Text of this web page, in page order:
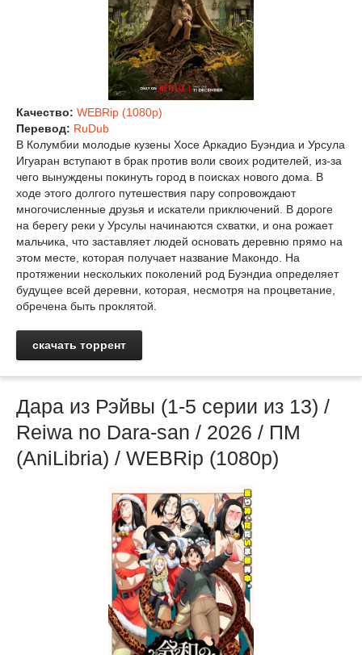
Качество: WEBRip (1080p)
Перевод: RuDub
В Колумбии молодые кузены Хосе Аркадио Буэндиа и Урсула
Игуаран вступают в брак против воли своих родителей, из-за
чего вынуждены покинуть город в поисках нового дома. В
ходе этого долгого путешествия пару сопровождают
многочисленные друзья и искатели приключений. В дороге
на берегу реки у Урсулы начинаются схватки, и она рожает
мальчика, что заставляет людей основать деревню прямо на
этом месте, которая получает название Макондо. На
протяжении нескольких поколений род Буэндиа определяет
будущее всей деревни, которая, несмотря на процветание,
обречена быть проклятой.
скачать торрент
Дара из Рэйвы (1-5 серии из 13) /
Reiwa no Dara-san / 2026 / ПМ
(AniLibria) / WEBRip (1080p)